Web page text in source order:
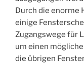
Durch die enorme
einige
Zugangswege für
um einen
die übrigen